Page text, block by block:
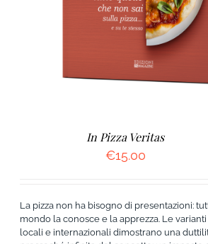
In Pizza Veritas
€15.00
La pizza non ha bisogno di presentazioni:
mondo la conosce e la apprezza. Le varianti
locali e internazionali dimostrano una